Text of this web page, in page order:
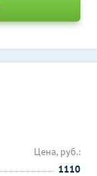
Цена, руб.:
1110